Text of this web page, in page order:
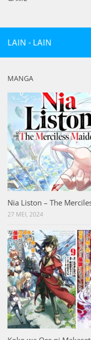
LAIN - LAIN
MANGA
Nia Liston – The
27 MEI, 2024